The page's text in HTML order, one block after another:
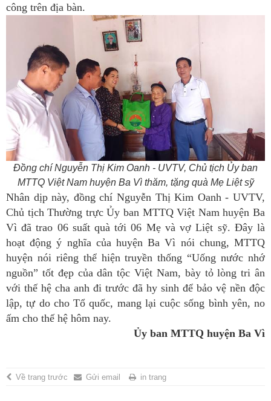
công trên địa bàn.
Đồng chí Nguyễn Thị Kim Oanh - UVTV, Chủ tịch Ủy ban
MTTQ Việt Nam huyện Ba Vì thăm, tặng quà Mẹ Liệt sỹ
Nhân dịp này, đồng chí Nguyễn Thị Kim Oanh - UVTV,
Chủ tịch Thường trực Ủy ban MTTQ Việt Nam huyện Ba
Vì đã trao 06 suất quà tới 06 Mẹ và vợ Liệt sỹ. Đây là
hoạt động ý nghĩa của huyện Ba Vì nói chung, MTTQ
huyện nói riêng thể hiện truyền thống “Uống nước nhớ
nguồn” tốt đẹp của dân tộc Việt Nam, bày tỏ lòng tri ân
với thế hệ cha anh đi trước đã hy sinh để bảo vệ nền độc
lập, tự do cho Tổ quốc, mang lại cuộc sống bình yên, no
ấm cho thế hệ hôm nay.
Ủy ban MTTQ huyện Ba Vì
Về trang trước Gửi email in trang